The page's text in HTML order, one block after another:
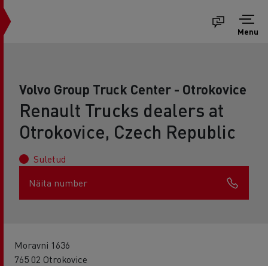
Menu
Volvo Group Truck Center - Otrokovice
Renault Trucks dealers at
Otrokovice, Czech Republic
Suletud
Näita number
Moravni 1636
765 02 Otrokovice